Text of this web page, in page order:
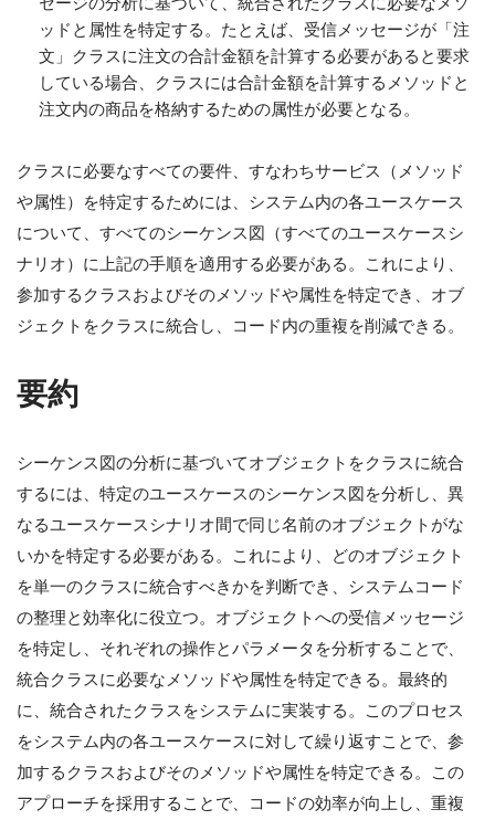
ッドと属性を特定する。たとえば、受信メッセージが「注
文」クラスに注文の合計金額を計算する必要があると要求
している場合、クラスには合計金額を計算するメソッドと
注文内の商品を格納するための属性が必要となる。
クラスに必要なすべての要件、すなわちサービス（メソッド
や属性）を特定するためには、システム内の各ユースケース
について、すべてのシーケンス図（すべてのユースケースシ
ナリオ）に上記の手順を適用する必要がある。これにより、
参加するクラスおよびそのメソッドや属性を特定でき、オブ
ジェクトをクラスに統合し、コード内の重複を削減できる。
要約
シーケンス図の分析に基づいてオブジェクトをクラスに統合
するには、特定のユースケースのシーケンス図を分析し、異
なるユースケースシナリオ間で同じ名前のオブジェクトがな
いかを特定する必要がある。これにより、どのオブジェクト
を単一のクラスに統合すべきかを判断でき、システムコード
の整理と効率化に役立つ。オブジェクトへの受信メッセージ
を特定し、それぞれの操作とパラメータを分析することで、
統合クラスに必要なメソッドや属性を特定できる。最終的
に、統合されたクラスをシステムに実装する。このプロセス
をシステム内の各ユースケースに対して繰り返すことで、参
加するクラスおよびそのメソッドや属性を特定できる。この
アプローチを採用することで、コードの効率が向上し、重複